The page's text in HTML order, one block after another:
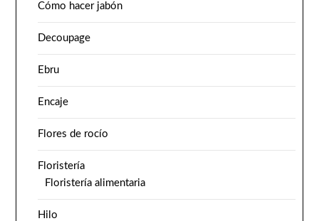
Cómo hacer jabón
Decoupage
Ebru
Encaje
Flores de rocío
Floristería
Floristería alimentaria
Hilo